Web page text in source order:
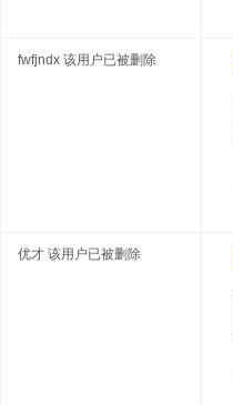
fwfjndx 该用户已被删除
优才 该用户已被删除